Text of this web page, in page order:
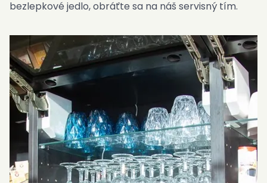
bezlepkové jedlo, obráťte sa na náš servisný tím.